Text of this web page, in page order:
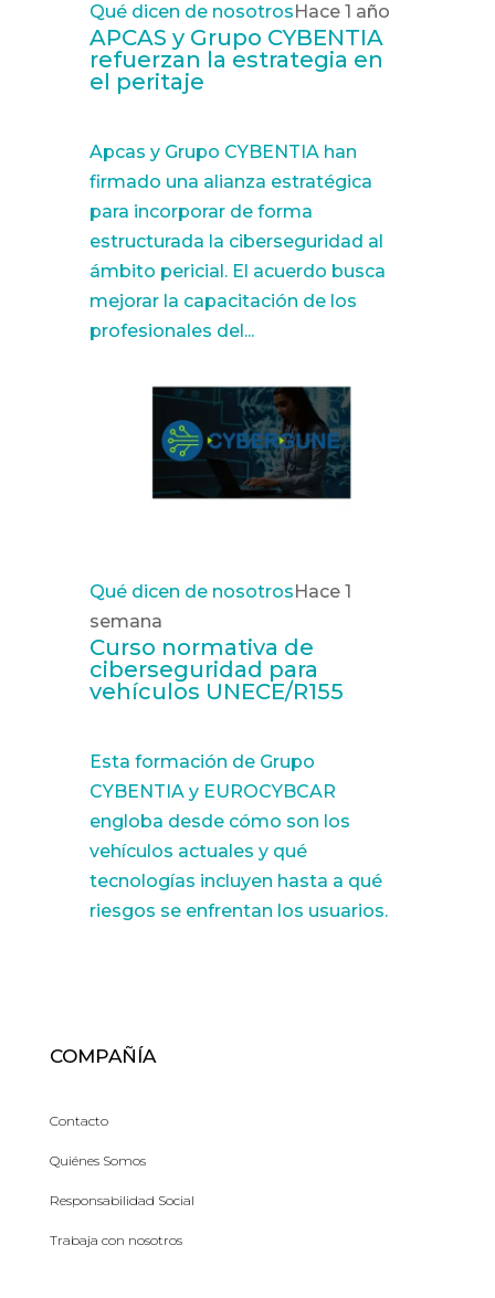
Qué dicen de nosotros Hace 1 año
APCAS y Grupo CYBENTIA
refuerzan la estrategia en
el peritaje
Apcas y Grupo CYBENTIA han
firmado una alianza estratégica
para incorporar de forma
estructurada la ciberseguridad al
ámbito pericial. El acuerdo busca
mejorar la capacitación de los
profesionales del...
Qué dicen de nosotrosHace 1
semana
Curso normativa de
ciberseguridad para
vehículos UNECE/R155
Esta formación de Grupo
CYBENTIA y EUROCYBCAR
engloba desde cómo son los
vehículos actuales y qué
tecnologías incluyen hasta a qué
riesgos se enfrentan los usuarios.
COMPAÑÍA
Contacto
Quiénes Somos
Responsabilidad Social
Trabaja con nosotros